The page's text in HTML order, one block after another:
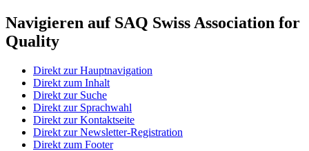
Navigieren auf SAQ Swiss Association for
Quality
Direkt zur Hauptnavigation
Direkt zum Inhalt
Direkt zur Suche
Direkt zur Sprachwahl
Direkt zur Kontaktseite
Direkt zur Newsletter-Registration
Direkt zum Footer